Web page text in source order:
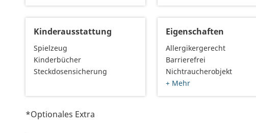
Kinderausstattung
Spielzeug
Kinderbücher
Steckdosensicherung
Eigenschaften
Allergikergerecht
Barrierefrei
Nichtraucherobjekt
+ Mehr
*Optionales Extra